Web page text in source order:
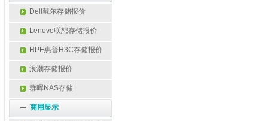
Dell戴尔存储报价
Lenovo联想存储报价
HPE惠普H3C存储报价
浪潮存储报价
群晖NAS存储
商用显示